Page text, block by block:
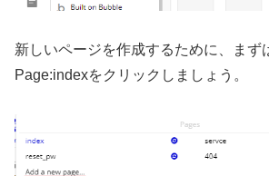
新しいページを作成するために、まず
Page:indexをクリックしましょう。